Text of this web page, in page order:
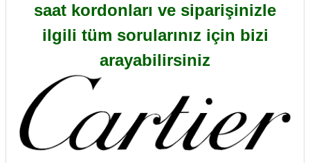
saat kordonları ve siparişinizle
ilgili tüm sorularınız için bizi
arayabilirsiniz